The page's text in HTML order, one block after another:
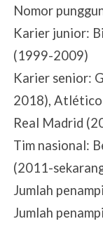
Nomor
Karier junior:
(1999-2009)
Karier senior:
2018),
Real Madrid
Tim nasional:
(2011-
Jumlah
Jumlah